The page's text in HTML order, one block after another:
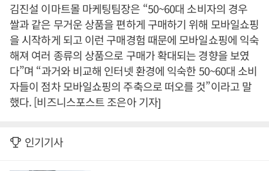
김진설 이마트몰 마케팅팀장은 “50~60대 소비자의 경우
쌀과 같은 무거운 상품을 편하게 구매하기 위해 모바일쇼핑
을 시작하게 되고 이런 구매경험 때문에 모바일쇼핑에 익숙
해져 여러 종류의 상품으로 구매가 확대되는 경향을 보였
다”며 “과거와 비교해 인터넷 환경에 익숙한 50~60대 소비
자들이 점차 모바일쇼핑의 주축으로 떠오를 것”이라고 말
했다. [비즈니스포스트 조은아 기자]
인기기사